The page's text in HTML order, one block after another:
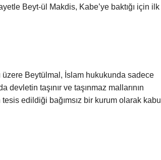
Beyt-ül Makdis, Kabe’ye baktığı için ilk
üzere Beytülmal, İslam hukukunda sadece
devletin taşınır ve taşınmaz mallarının
edildiği bağımsız bir kurum olarak kabul